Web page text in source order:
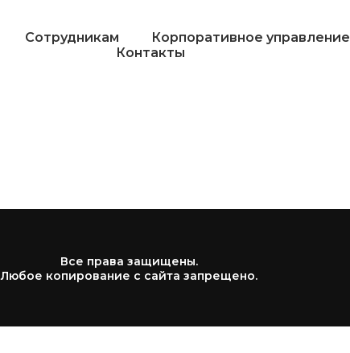
Сотрудникам Корпоративное управление
Контакты
Все права защищены.
Любое копирование с сайта запрещено.